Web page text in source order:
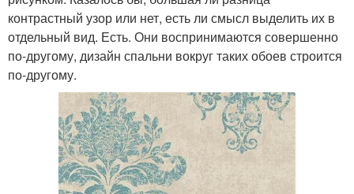
контрастный узор или нет, есть ли смысл выделить их в
отдельный вид. Есть. Они воспринимаются совершенно
по-другому, дизайн спальни вокруг таких обоев строится
по-другому.